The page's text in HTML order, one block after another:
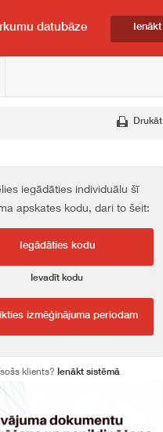
datubāze Ienākt
Drukāt
iegādāties individuālu šī
apskates kodu, dari to šeit:
Iegādāties kodu
Ievadīt kodu
izmēģinājuma periodam
klients? Ienākt sistēmā